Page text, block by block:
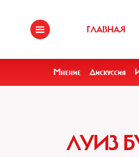
ГЛАВНАЯ
Мнение Дискуссия
ЛУИЗ